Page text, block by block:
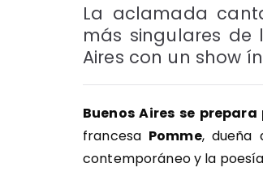
La aclamada
más singulares de
Aires con un show
Buenos Aires se
francesa Pomme, dueña
contemporáneo y la